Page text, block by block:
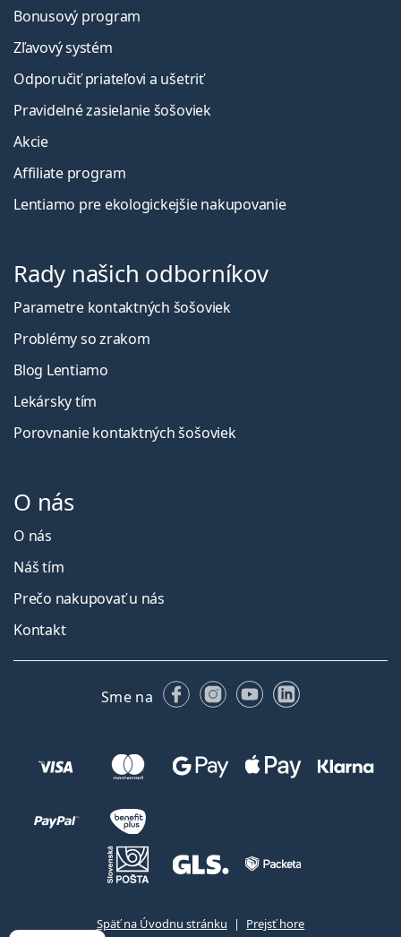
Bonusový program
Zľavový systém
Odporučiť priateľovi a ušetriť
Pravidelné zasielanie šošoviek
Akcie
Affiliate program
Lentiamo pre ekologickejšie nakupovanie
Rady našich odborníkov
Parametre kontaktných šošoviek
Problémy so zrakom
Blog Lentiamo
Lekársky tím
Porovnanie kontaktných šošoviek
O nás
O nás
Náš tím
Prečo nakupovať u nás
Kontakt
Sme na FacebookuInstagrame
YouTubeLinkedIn
Späť na Úvodnu stránku Prejsť hore